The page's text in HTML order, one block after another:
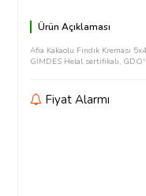
Ürün Açıklaması
Afia Kakaolu Fındık Kreması
GİMDES Helal sertifikalı,
Fiyat Alarmı